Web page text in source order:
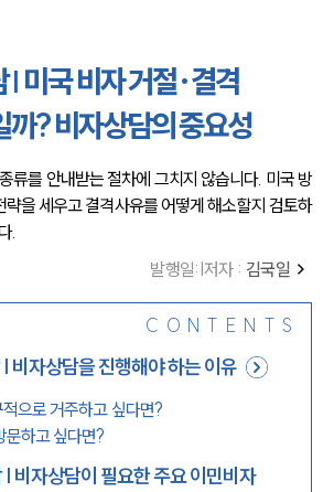
| 미국 비자 거절·결격
까? 비자상담의 중요성
류를 안내받는 절차에 그치지 않습니다. 미국 방
을 세우고 결격사유를 어떻게 해소할지 검토하
.
발행일: |저자 : 김국일
CONTENTS
비자상담을 진행해야 하는 이유
으로 거주하고 싶다면?
문하고 싶다면?
비자상담이 필요한 주요 이민비자